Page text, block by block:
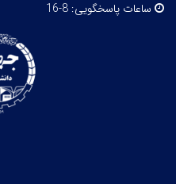
ساعات پاسخگویی: 8-16